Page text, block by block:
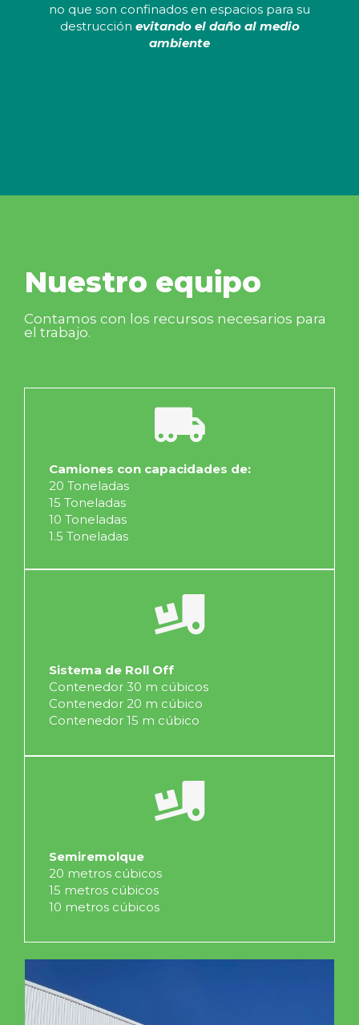
no que son confinados en espacios para su
destrucción evitando el daño al medio
ambiente
Nuestro equipo
Contamos con los recursos necesarios para
el trabajo.
Camiones con capacidades de:
20 Toneladas
15 Toneladas
10 Toneladas
1.5 Toneladas
Sistema de Roll Off
Contenedor 30 m cúbicos
Contenedor 20 m cúbico
Contenedor 15 m cúbico
Semiremolque
20 metros cúbicos
15 metros cúbicos
10 metros cúbicos